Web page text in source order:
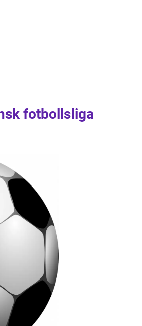
fotbollsliga